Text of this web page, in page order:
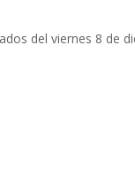
del viernes 8 de